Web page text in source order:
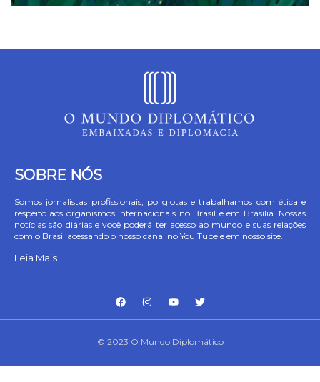
SOBRE NÓS
Somos jornalistas profissionais, poliglotas e trabalhamos com ética e
respeito aos organismos Internacionais no Brasil e em Brasília. Nossas
notícias são diárias e você poderá ter acesso ao mundo e suas relações
com o Brasil acessando o nosso canal no You Tube e em nosso site.
Leia Mais
© 2023 O Mundo Diplomático